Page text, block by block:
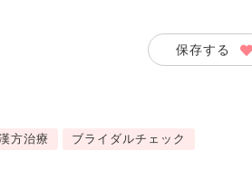
保存する
方治療 ブライダルチェック